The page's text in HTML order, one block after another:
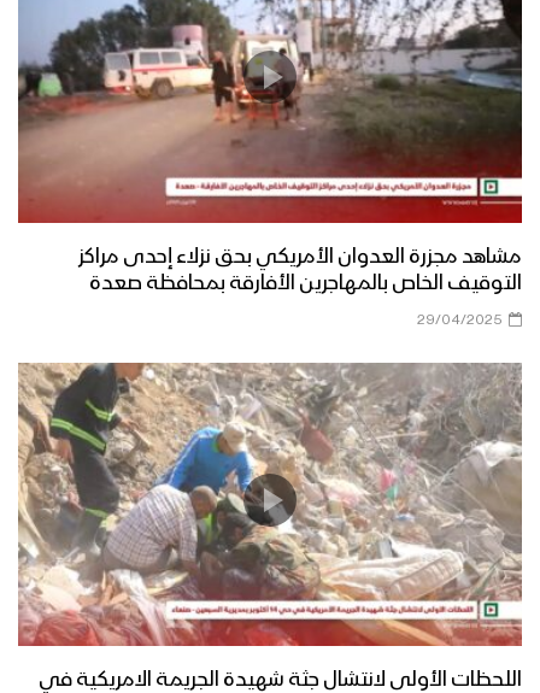
مشاهد مجزرة العدوان الأمريكي بحق نزلاء إحدى مراكز
التوقيف الخاص بالمهاجرين الأفارقة بمحافظة صعدة
29/04/2025
اللحظات الأولى لانتشال جثة شهيدة الجريمة الامريكية في